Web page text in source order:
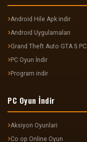
Android Hile Apk indir
Android Uygulamaları
Grand Theft Auto GTA 5 PC
PC Oyun İndir
Program indir
PC Oyun İndir
Aksiyon Oyunlari
Co op Online Oyun